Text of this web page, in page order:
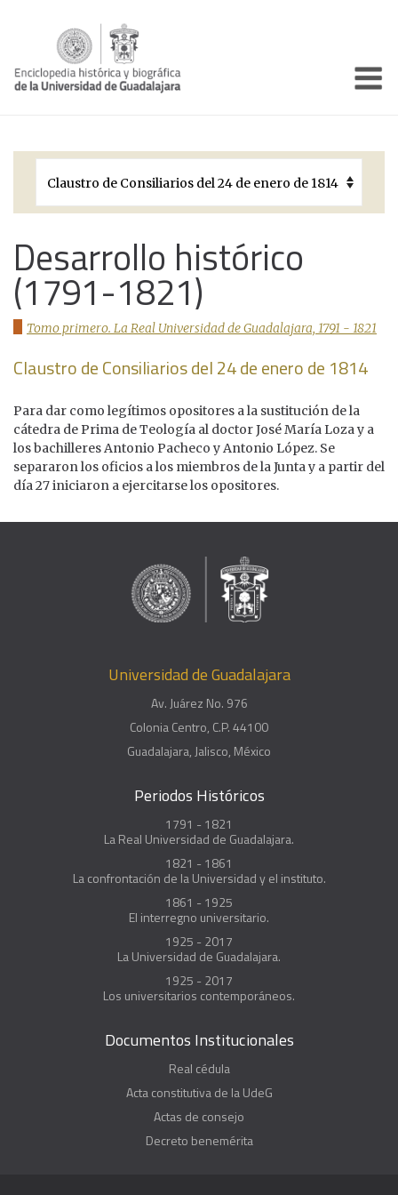
Períodos Históricos
Galería
Documentos institucionales
Desarrollo histórico
(1791-1821)
Tomo primero. La Real Universidad de Guadalajara, 1791 - 1821
Claustro de Consiliarios del 24 de enero de 1814
Para dar como legítimos opositores a la sustitución de la
cátedra de Prima de Teología al doctor José María Loza y a
los bachilleres Antonio Pacheco y Antonio López. Se
separaron los oficios a los miembros de la Junta y a partir del
día 27 iniciaron a ejercitarse los opositores.
Universidad de Guadalajara
Av. Juárez No. 976
Colonia Centro, C.P. 44100
Guadalajara, Jalisco, México
Periodos Históricos
1791 - 1821
La Real Universidad de Guadalajara.
1821 - 1861
La confrontación de la Universidad y el instituto.
1861 - 1925
El interregno universitario.
1925 - 2017
La Universidad de Guadalajara.
1925 - 2017
Los universitarios contemporáneos.
Documentos Institucionales
Real cédula
Acta constitutiva de la UdeG
Actas de consejo
Decreto benemérita